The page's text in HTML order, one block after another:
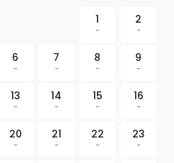
1
-
2
-
6
-
7
-
8
-
9
-
13
-
14
-
15
-
16
-
20
-
21
-
22
-
23
-